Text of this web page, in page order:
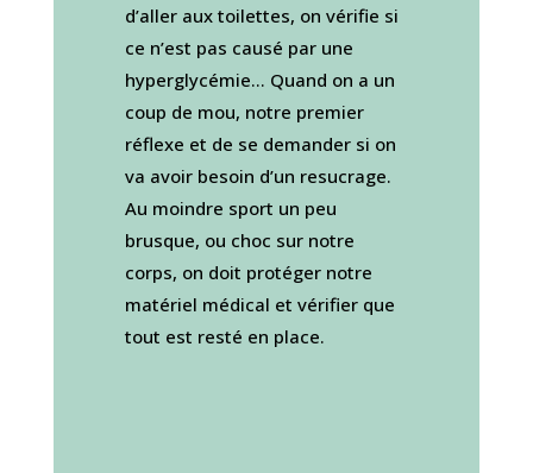
d’aller aux toilettes, on vérifie si
ce n’est pas causé par une
hyperglycémie… Quand on a un
coup de mou, notre premier
réflexe et de se demander si on
va avoir besoin d’un resucrage.
Au moindre sport un peu
brusque, ou choc sur notre
corps, on doit protéger notre
matériel médical et vérifier que
tout est resté en place.